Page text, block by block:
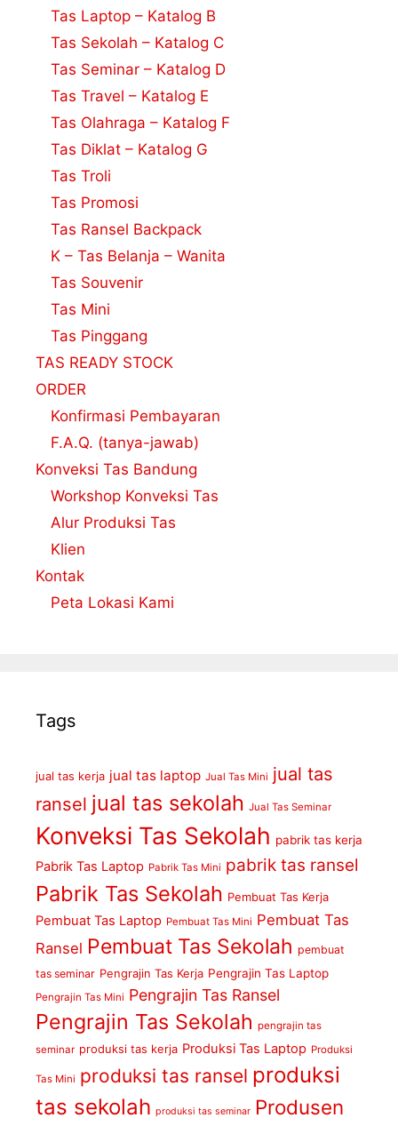
Tas Laptop – Katalog B
Tas Sekolah – Katalog C
Tas Seminar – Katalog D
Tas Travel – Katalog E
Tas Olahraga – Katalog F
Tas Diklat – Katalog G
Tas Troli
Tas Promosi
Tas Ransel Backpack
K – Tas Belanja – Wanita
Tas Souvenir
Tas Mini
Tas Pinggang
TAS READY STOCK
ORDER
Konfirmasi Pembayaran
F.A.Q. (tanya-jawab)
Konveksi Tas Bandung
Workshop Konveksi Tas
Alur Produksi Tas
Klien
Kontak
Peta Lokasi Kami
Tags
jual tas kerja jual tas laptop Jual Tas Mini jual tas
ransel jual tas sekolah Jual Tas Seminar
Konveksi Tas Sekolah pabrik tas kerja
Pabrik Tas Laptop Pabrik Tas Mini pabrik tas ransel
Pabrik Tas Sekolah Pembuat Tas Kerja
Pembuat Tas Laptop Pembuat Tas Mini Pembuat Tas
Ransel Pembuat Tas Sekolah pembuat
tas seminar Pengrajin Tas Kerja Pengrajin Tas Laptop
Pengrajin Tas Mini Pengrajin Tas Ransel
Pengrajin Tas Sekolah pengrajin tas
seminar produksi tas kerja Produksi Tas Laptop Produksi
Tas Mini produksi tas ransel produksi
tas sekolah produksi tas seminar Produsen